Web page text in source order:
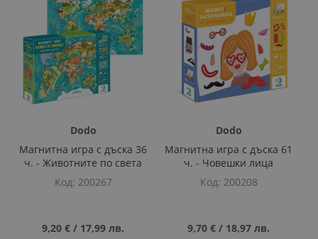
Dodo
Магнитна игра с дъска 36
ч. - Животните по света
Код 200267
9,20 € ‎/‎ 17,99 лв.
Dodo
Магнитна игра с дъска 61
ч. - Човешки лица
Код 200208
9,70 € ‎/‎ 18,97 лв.